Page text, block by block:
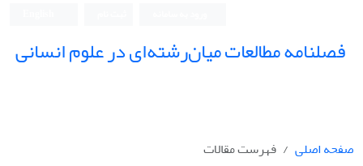
فصلنامه مطالعات میان‌رشته‌ای در علوم انسانی
صفحه اصلی
فهرست مقالات